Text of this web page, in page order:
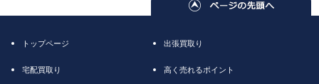
トップページ 出張買取り
宅配買取り 高く売れるポイント